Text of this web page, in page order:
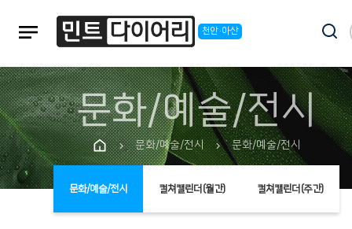
notes 천안·아산
문화/예술/전시
chevron_right 문화/예술/전시 chevron_right 문화/예술/전시
문화/예술/전시 컬쳐캘린더(월간) 컬쳐캘린더(주간)